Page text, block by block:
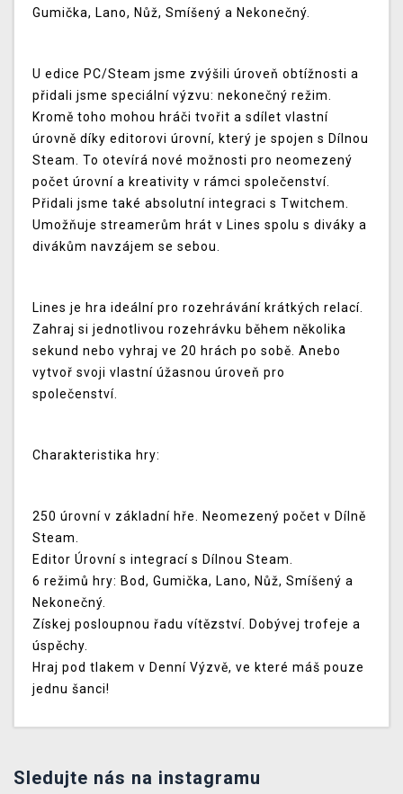
Gumička, Lano, Nůž, Smíšený a Nekonečný.
U edice PC/Steam jsme zvýšili úroveň obtížnosti a
přidali jsme speciální výzvu: nekonečný režim.
Kromě toho mohou hráči tvořit a sdílet vlastní
úrovně díky editorovi úrovní, který je spojen s Dílnou
Steam. To otevírá nové možnosti pro neomezený
počet úrovní a kreativity v rámci společenství.
Přidali jsme také absolutní integraci s Twitchem.
Umožňuje streamerům hrát v Lines spolu s diváky a
divákům navzájem se sebou.
Lines je hra ideální pro rozehrávání krátkých relací.
Zahraj si jednotlivou rozehrávku během několika
sekund nebo vyhraj ve 20 hrách po sobě. Anebo
vytvoř svoji vlastní úžasnou úroveň pro
společenství.
Charakteristika hry:
250 úrovní v základní hře. Neomezený počet v Dílně
Steam.
Editor Úrovní s integrací s Dílnou Steam.
6 režimů hry: Bod, Gumička, Lano, Nůž, Smíšený a
Nekonečný.
Získej posloupnou řadu vítězství. Dobývej trofeje a
úspěchy.
Hraj pod tlakem v Denní Výzvě, ve které máš pouze
jednu šanci!
Sledujte nás na instagramu